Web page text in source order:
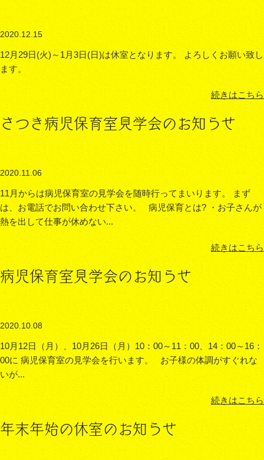
2020.12.15
12月29日(火)～1月3日(日)は休室となります。 よろしくお願い致し
ます。
続きはこちら
さつき病児保育室見学会のお知らせ
2020.11.06
11月からは病児保育室の見学会を随時行ってまいります。 まず
は、お電話でお問い合わせ下さい。 病児保育とは? ・お子さんが
熱を出して仕事が休めない...
続きはこちら
病児保育室見学会のお知らせ
2020.10.08
10月12日（月）、10月26日（月）10：00～11：00、14：00～16：
00に 病児保育室の見学会を行います。 お子様の体調がすぐれな
いが...
続きはこちら
年末年始の休室のお知らせ